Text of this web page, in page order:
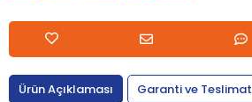
Ürün Açıklaması
Garanti ve Teslimat